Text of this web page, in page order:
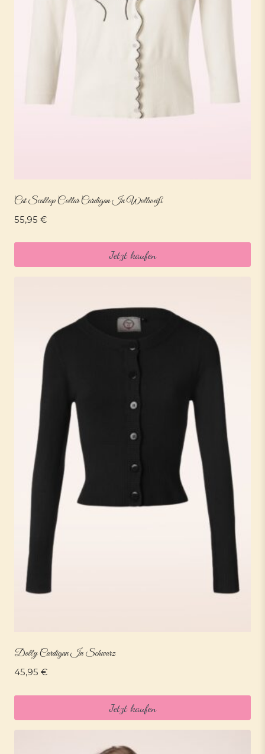
Cat Scallop Collar Cardigan In Wollweiß
55,95 €
Jetzt kaufen
Dolly Cardigan In Schwarz
45,95 €
Jetzt kaufen